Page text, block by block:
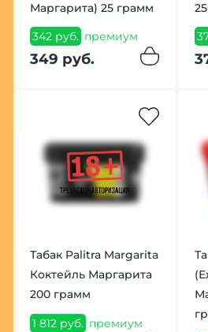
Маргарита) 25 грамм
342 руб. премиум
349 руб.
Табак Palitra Margarita
Коктейль Маргарита
200 грамм
1 812 руб. премиум